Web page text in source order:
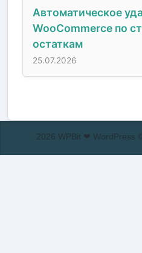
Автоматическое
WooCommerce по
остаткам
25.07.2026
2026 WPBit ❤ WordPress